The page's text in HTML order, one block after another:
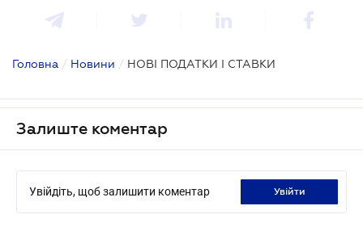
Головна / Новини / НОВІ ПОДАТКИ І СТАВКИ
Залиште коментар
Увійдіть, щоб залишити коментар увійти